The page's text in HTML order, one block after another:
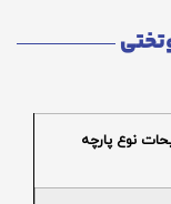
نوع پارچه